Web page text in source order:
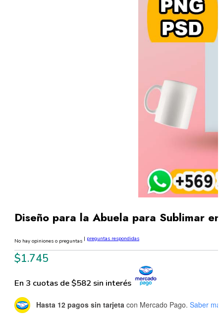
Diseño para la Abuela para Sublimar
No hay opiniones o preguntas | preguntas respondidas
$1.745
En 3 cuotas de $582 sin interés
Hasta 12 pagos sin tarjeta con Mercado Pago. Saber